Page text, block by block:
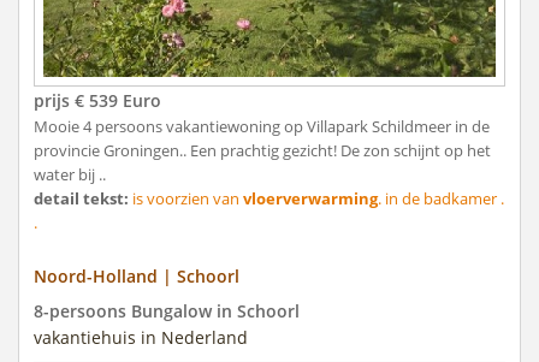
prijs € 539 Euro
Mooie 4 persoons vakantiewoning op Villapark Schildmeer in de
provincie Groningen.. Een prachtig gezicht! De zon schijnt op het
water bij ..
detail tekst: is voorzien van vloerverwarming. in de badkamer .
.
Noord-Holland | Schoorl
8-persoons Bungalow in Schoorl
vakantiehuis in Nederland